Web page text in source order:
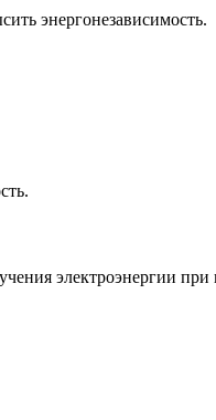
энергонезависимость.
электроэнергии при